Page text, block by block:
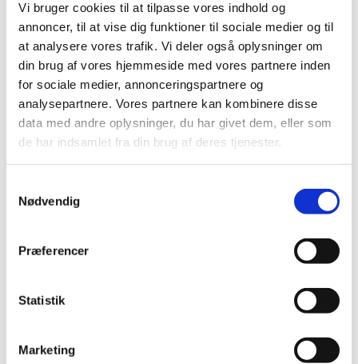
Vi bruger cookies til at tilpasse vores indhold og
annoncer, til at vise dig funktioner til sociale medier og til
at analysere vores trafik. Vi deler også oplysninger om
din brug af vores hjemmeside med vores partnere inden
for sociale medier, annonceringspartnere og
analysepartnere. Vores partnere kan kombinere disse
data med andre oplysninger, du har givet dem, eller som
de har indsamlet fra din brug af deres tjenester.
Nødvendig
Præferencer
Statistik
Marketing